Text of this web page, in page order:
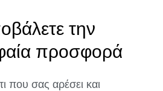
την
προσφορά
που σας αρέσει και